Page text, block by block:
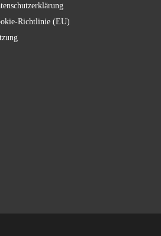
Richtlinie (EU)